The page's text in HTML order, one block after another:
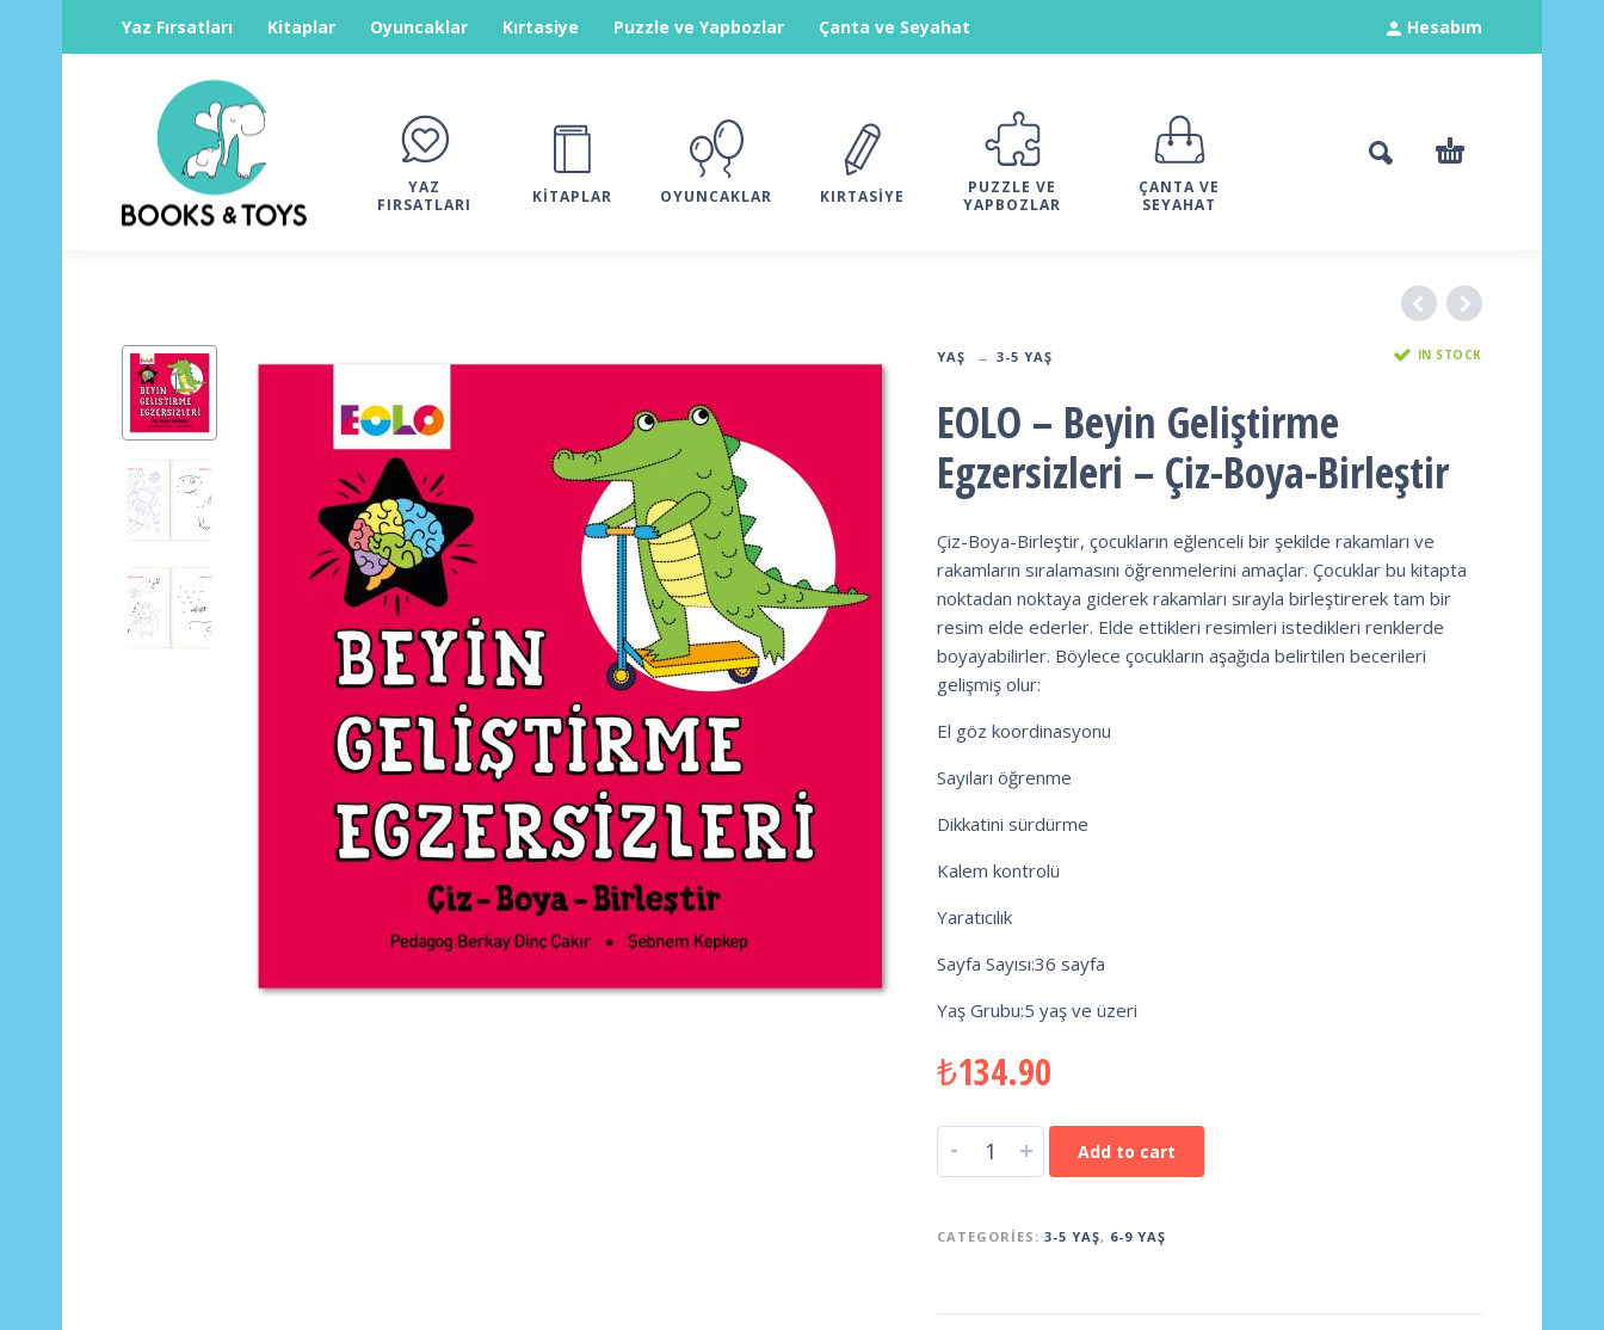
Hesabım
Yaz Fırsatları Kitaplar Oyuncaklar Kırtasiye Puzzle ve Yapbozlar Çanta ve Seyahat
YAZ
FIRSATLARI
KITAPLAR OYUNCAKLAR KIRTASIYE
PUZZLE VE
YAPBOZLAR
ÇANTA VE
SEYAHAT
YAŞ 3-5 YAŞ IN STOCK
EOLO – Beyin Geliştirme
Egzersizleri – Çiz-Boya-Birleştir
Çiz-Boya-Birleştir, çocukların eğlenceli bir şekilde rakamları ve
rakamların sıralamasını öğrenmelerini amaçlar. Çocuklar bu kitapta
noktadan noktaya giderek rakamları sırayla birleştirerek tam bir
resim elde ederler. Elde ettikleri resimleri istedikleri renklerde
boyayabilirler. Böylece çocukların aşağıda belirtilen becerileri
gelişmiş olur:
El göz koordinasyonu
Sayıları öğrenme
Dikkatini sürdürme
Kalem kontrolü
Yaratıcılık
Sayfa Sayısı:36 sayfa
Yaş Grubu:5 yaş ve üzeri
₺134.90
- + Add to cart
CATEGORIES: 3-5 YAŞ, 6-9 YAŞ